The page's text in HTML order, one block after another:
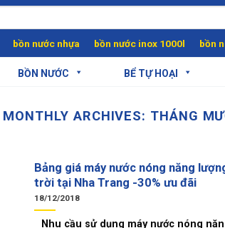
bồn nước nhựa bồn nước inox 1000l bồn
BỒN NƯỚC BỂ TỰ HOẠI
MONTHLY ARCHIVES: THÁNG
Bảng giá máy nước nóng năng
trời tại Nha Trang -30% ưu đãi
18/12/2018
Nhu cầu sử dụng máy nước nóng